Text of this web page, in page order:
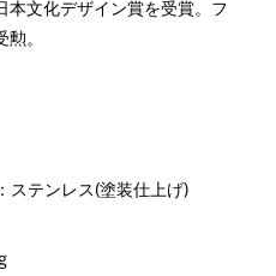
本文化デザイン賞を受賞。フ
。
テンレス(塗装仕上げ)